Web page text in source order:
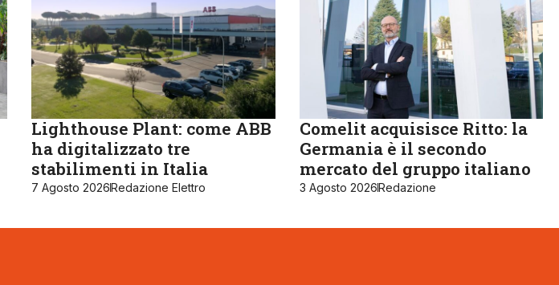
Lighthouse Plant: come ABB
ha digitalizzato tre
stabilimenti in Italia
7 Agosto 2026Redazione Elettro
Comelit acquisisce Ritto: la
Germania è il secondo
mercato del gruppo italiano
3 Agosto 2026Redazione